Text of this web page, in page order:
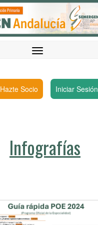
Hazte Socio Iniciar Sesión
Infografías